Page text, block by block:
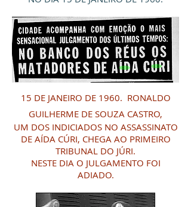
15 DE JANEIRO DE 1960. RONALDO
GUILHERME DE SOUZA CASTRO,
UM DOS INDICIADOS NO ASSASSINATO
DE AÍDA CÚRI, CHEGA AO PRIMEIRO
TRIBUNAL DO JÚRI.
NESTE DIA O JULGAMENTO FOI
ADIADO.